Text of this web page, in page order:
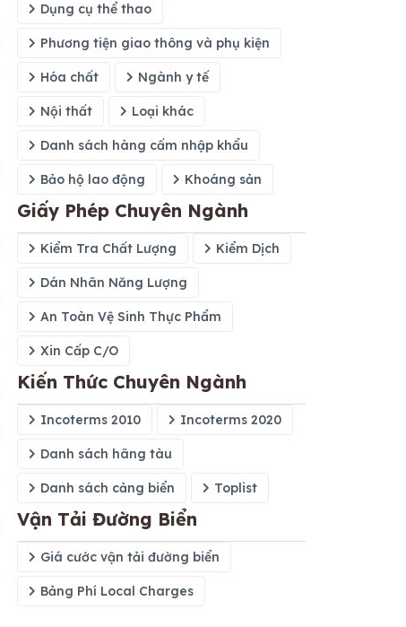
Dụng cụ thể thao
Phương tiện giao thông và phụ kiện
Hóa chất Ngành y tế
Nội thất Loại khác
Danh sách hàng cấm nhập khẩu
Bảo hộ lao động Khoáng sản
Giấy Phép Chuyên Ngành
Kiểm Tra Chất Lượng Kiểm Dịch
Dán Nhãn Năng Lượng
An Toàn Vệ Sinh Thực Phẩm
Xin Cấp C/O
Kiến Thức Chuyên Ngành
Incoterms 2010 Incoterms 2020
Danh sách hãng tàu
Danh sách cảng biển Toplist
Vận Tải Đường Biển
Giá cước vận tải đường biển
Bảng Phí Local Charges